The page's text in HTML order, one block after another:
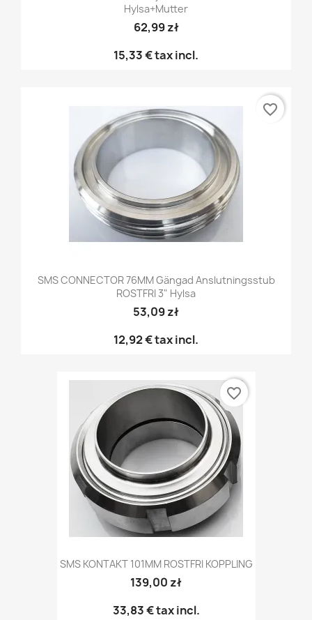
Hylsa+mutter
62,99 zł
15,33 €tax incl.
SMS CONNECTOR 76MM Gängad Anslutningsstub
ROSTFRI 3" Hylsa
53,09 zł
12,92 €tax incl.
favorite_border
SMS KONTAKT 101MM ROSTFRI KOPPLING
139,00 zł
33,83 €tax incl.
favorite_border